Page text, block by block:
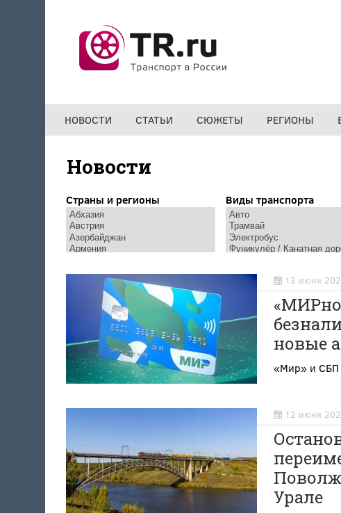
НОВОСТИ СТАТЬИ СЮЖЕТЫ РЕГИОНЫ
Новости
Страны и регионы Виды транспорта
13 июня
новые
«Мир» и СБП
12 июня
Урале